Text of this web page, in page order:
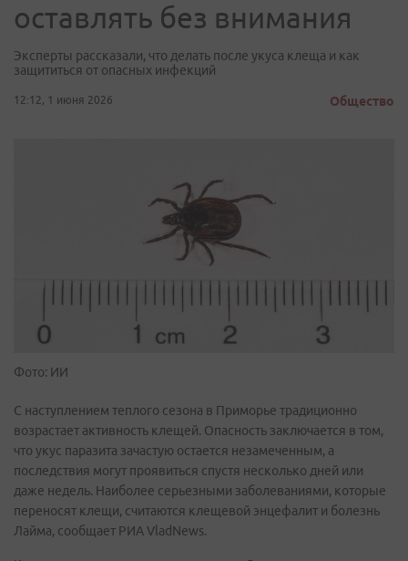
оставлять без внимания
Эксперты рассказали, что делать после укуса клеща и как
защититься от опасных инфекций
12:12, 1 июня 2026 Общество
Фото: ИИ
С наступлением теплого сезона в Приморье традиционно
возрастает активность клещей. Опасность заключается в том,
что укус паразита зачастую остается незамеченным, а
последствия могут проявиться спустя несколько дней или
даже недель. Наиболее серьезными заболеваниями, которые
переносят клещи, считаются клещевой энцефалит и болезнь
Лайма, сообщает РИА VladNews.